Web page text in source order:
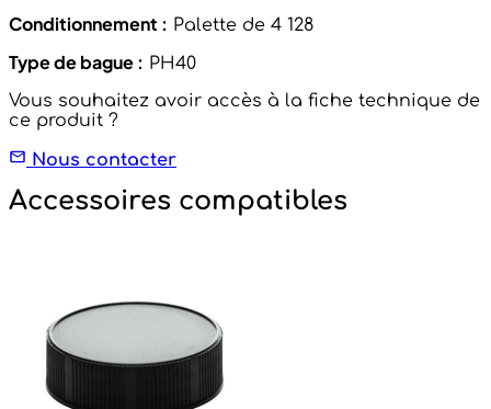
Conditionnement : Palette de 4 128
Type de bague : PH40
Vous souhaitez avoir accès à la fiche technique de
ce produit ?
Nous contacter
Accessoires compatibles